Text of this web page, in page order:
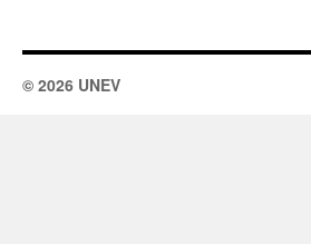
© 2026 UNEV